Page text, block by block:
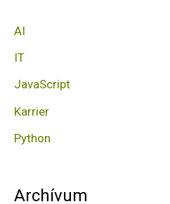
c
h
:
AI
IT
JavaScript
Karrier
Python
Archívum